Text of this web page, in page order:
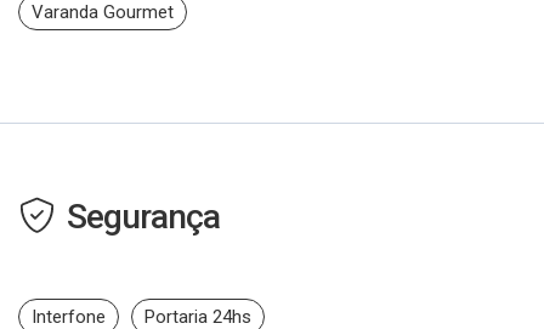
Varanda Gourmet
Segurança
Interfone Portaria 24hs